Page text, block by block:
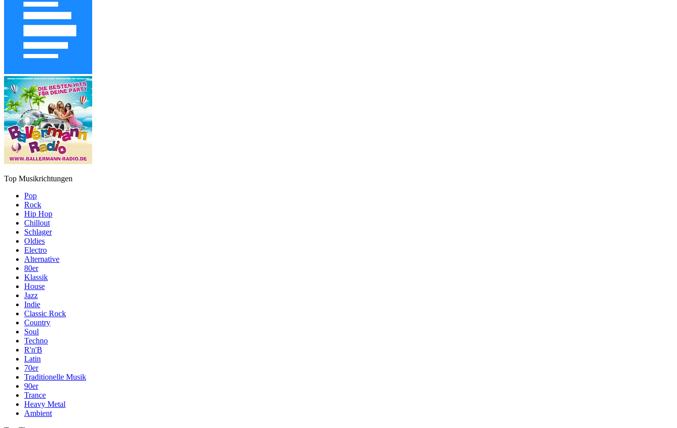
Top Musikrichtungen
Pop
Rock
Hip Hop
Chillout
Schlager
Oldies
Electro
Alternative
80er
Klassik
House
Jazz
Indie
Classic Rock
Country
Soul
Techno
R'n'B
Latin
70er
Traditionelle Musik
90er
Trance
Heavy Metal
Ambient